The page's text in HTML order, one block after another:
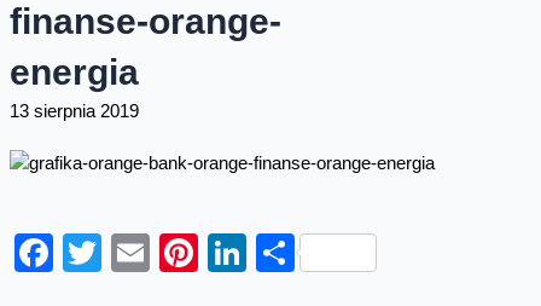
finanse-orange-
energia
13 sierpnia 2019
Facebook
Twitter
EmailPinterest
LinkedIn
Share